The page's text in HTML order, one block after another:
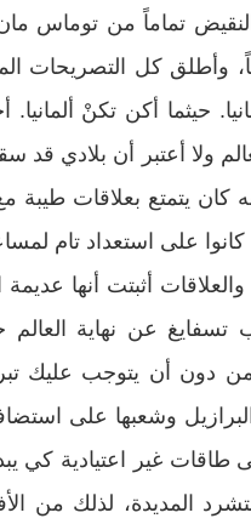
تماماً من توماس
وأطلق كل التصريحات
حيثما أكن تكنْ ألمانيا.
ولا أعتبر أن بلادي
كان يتمتع بعلاقات
كانوا على استعداد تام
والعلاقات أثبتت أنها
تسفايغ عن نهاية
دون أن يتوجب عليك
وشعبها على
طاقات غير اعتيادية كي
المديدة، لذلك